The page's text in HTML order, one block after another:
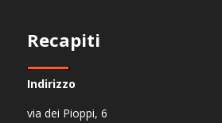
Recapiti
Indirizzo
via dei Pioppi, 6